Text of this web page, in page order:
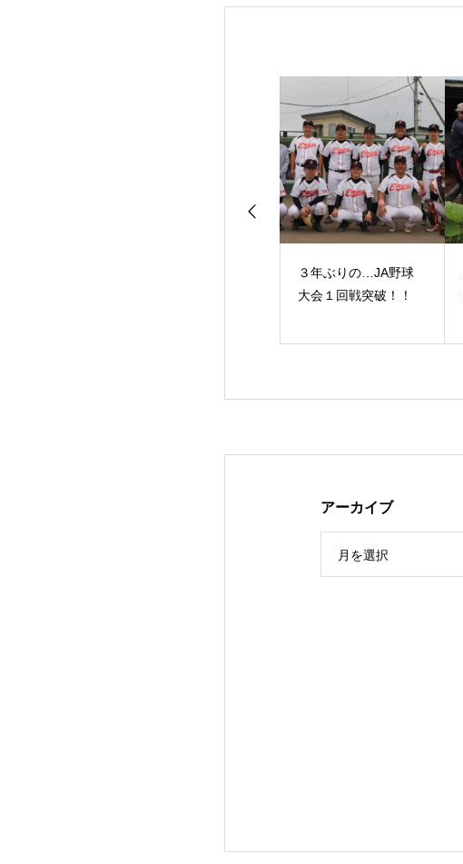
３年ぶりの…JA野球
大会１回戦突破！！
アーカイブ
月を選択